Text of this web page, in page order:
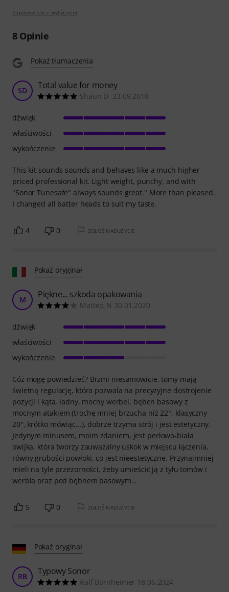
Zapoznaj się z wytyczymi
8Opinie
Pokaż tłumaczenia
SD Total value for money
Shaun D. 23.09.2018
This kit sounds sounds and behaves like a much higher
priced professional kit. Light weight, punchy, and with
"Sonor Tunesafe" always sounds great." More than pleased.
I changed all batter heads to suit my taste.
dźwięk
właściwości
wykończenie
4 0 ZGŁOŚ NADUŻYCIE
Pokaż oryginał
M Piękne... szkoda opakowania
Matteo_N 30.01.2020
Cóż mogę powiedzieć? Brzmi niesamowicie, tomy mają
świetną regulację, która pozwala na precyzyjne dostrojenie
pozycji i kąta, ładny, mocny werbel, bęben basowy z
mocnym atakiem (trochę mniej brzucha niż 22", klasyczny
20", krótko mówiąc...), dobrze trzyma strój i jest estetyczny.
Jedynym minusem, moim zdaniem, jest perłowo-biała
owijka, która tworzy zauważalny uskok w miejscu łączenia,
równy grubości powłoki, co jest nieestetyczne. Przynajmniej
mieli na tyle przezorności, żeby umieścić ją z tyłu tomów i
werbla oraz pod bębnem basowym...
dźwięk
właściwości
wykończenie
5 0 ZGŁOŚ NADUŻYCIE
Pokaż oryginał
RB Typowy Sonor
Ralf Bornheimer 18.06.2024